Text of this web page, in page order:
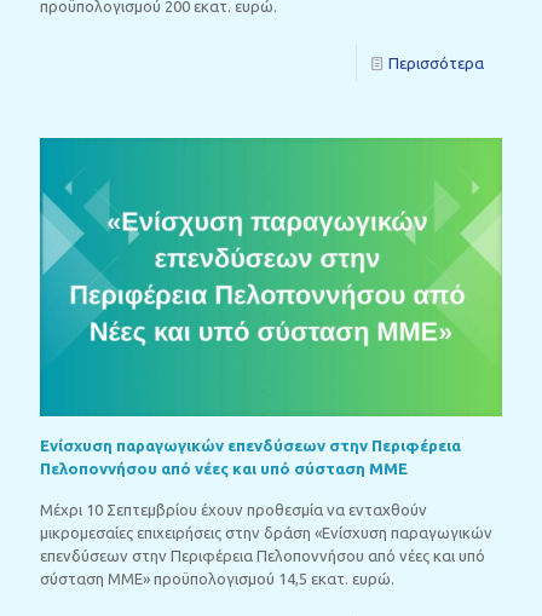
προϋπολογισμού 200 εκατ. ευρώ.
Περισσότερα
Ενίσχυση παραγωγικών επενδύσεων στην Περιφέρεια
Πελοποννήσου από νέες και υπό σύσταση ΜΜΕ
Μέχρι 10 Σεπτεμβρίου έχουν προθεσμία να ενταχθούν
μικρομεσαίες επιχειρήσεις στην δράση «Ενίσχυση παραγωγικών
επενδύσεων στην Περιφέρεια Πελοποννήσου από νέες και υπό
σύσταση ΜΜΕ» προϋπολογισμού 14,5 εκατ. ευρώ.